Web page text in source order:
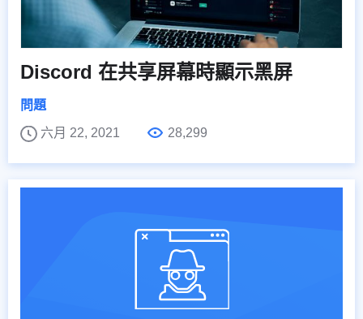
Discord 在共享屏幕時顯示黑屏
問題
六月 22, 2021
28,299